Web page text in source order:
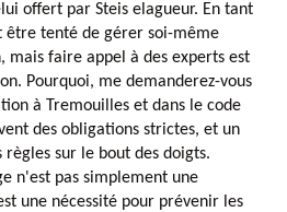
offert par Steis elagueur. En tant
tenté de gérer soi-même
mais faire appel à des experts est
Pourquoi, me demanderez-vous
à Tremouilles et dans le code
des obligations strictes, et un
sur le bout des doigts.
n'est pas simplement une
une nécessité pour prévenir les